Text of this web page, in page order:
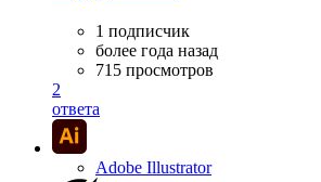
1 подписчик
более года назад
715 просмотров
2
ответа
Adobe Illustrator